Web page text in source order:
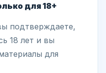
для 18+
подтверждаете,
18 лет и вы
для